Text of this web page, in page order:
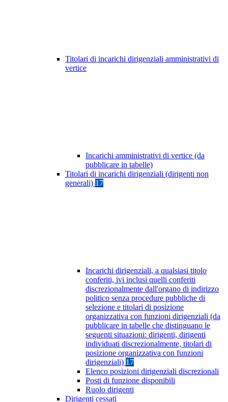
Titolari di incarichi dirigenziali amministrativi di
vertice
Incarichi amministrativi di vertice (da
pubblicare in tabelle)
Titolari di incarichi dirigenziali (dirigenti non
generali) 17
Incarichi dirigenziali, a qualsiasi titolo
conferiti, ivi inclusi quelli conferiti
discrezionalmente dall'organo di indirizzo
politico senza procedure pubbliche di
selezione e titolari di posizione
organizzativa con funzioni dirigenziali (da
pubblicare in tabelle che distinguano le
seguenti situazioni: dirigenti, dirigenti
individuati discrezionalmente, titolari di
posizione organizzativa con funzioni
dirigenziali) 17
Elenco posizioni dirigenziali discrezionali
Posti di funzione disponibili
Ruolo dirigenti
Dirigenti cessati